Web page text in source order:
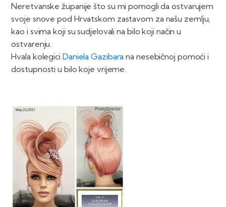
Neretvanske županije što su mi pomogli da ostvarujem
svoje snove pod Hrvatskom zastavom za našu zemlju,
kao i svima koji su sudjelovali na bilo koji način u
ostvarenju.
Hvala kolegici Daniela Gazibara na nesebičnoj pomoći i
dostupnosti u bilo koje vrijeme.